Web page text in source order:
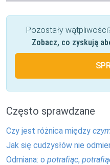
Pozostały
Zobacz, co zyskują
Często sprawdzane
Czy jest różnica między
Jak się cudzysłów nie
Odmiana: o potrafiąc,